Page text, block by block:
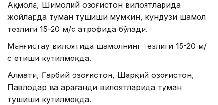
Ақмола, Шимолий Қозоғистон вилоятларида
жойларда туман тушиши мумкин, кундузи шамол
тезлиги 15-20 м/с атрофида бўлади.
Манғистау вилоятида шамолнинг тезлиги 15-20 м/
с етиши кутилмоқда.
Алмати, Ғарбий Қозоғистон, Шарқий Қозоғистон,
Павлодар ва Қарағанди вилоятларида туман
тушиши кутилмоқда.